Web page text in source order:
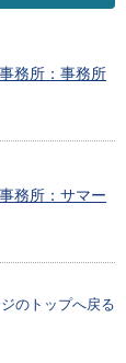
務所：事務所
務所：サマー
のトップへ戻る